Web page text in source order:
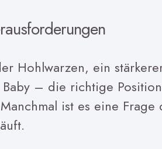
Hohlwarzen, ein
Baby – die richtige
ist es eine